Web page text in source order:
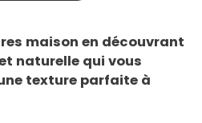
maison en découvrant
naturelle qui vous
texture parfaite à